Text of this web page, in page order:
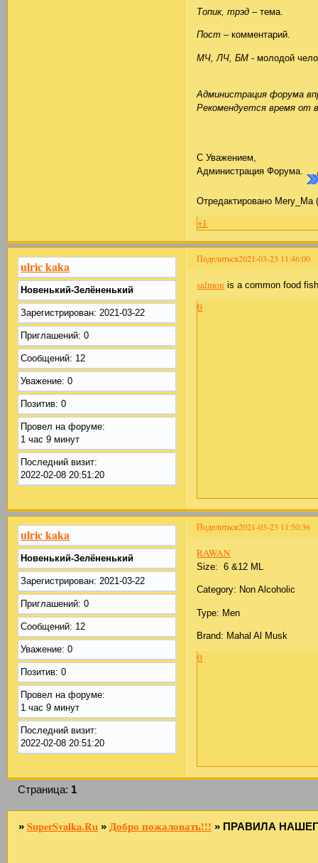
Топик, трэд – тема.
Пост – комментарий.
МЧ, ЛЧ, БМ - молодой
Администрация форума
Рекомендуется время от
С Уважением,
Администрация Форума.
Отредактировано Mery_Ma
+1
Поделиться2021-03-23 11:46:00
ulric kaka
Новенький-Зелёненький
Зарегистрирован: 2021-03-22
Приглашений: 0
Сообщений: 12
Уважение: 0
Позитив: 0
Провел на форуме:
1 час 9 минут
Последний визит:
2022-02-08 20:51:20
salmon is a common food
0
Поделиться2021-03-23 11:50:36
ulric kaka
Новенький-Зелёненький
Зарегистрирован: 2021-03-22
Приглашений: 0
Сообщений: 12
Уважение: 0
Позитив: 0
Провел на форуме:
1 час 9 минут
Последний визит:
2022-02-08 20:51:20
RAWAN
Size: 6 &12 ML
Category: Non Alcoholic
Type: Men
Brand: Mahal Al Musk
0
Страница: 1
» SuperSvalka.Ru » Добро пожаловать!!! » ПРАВИЛА